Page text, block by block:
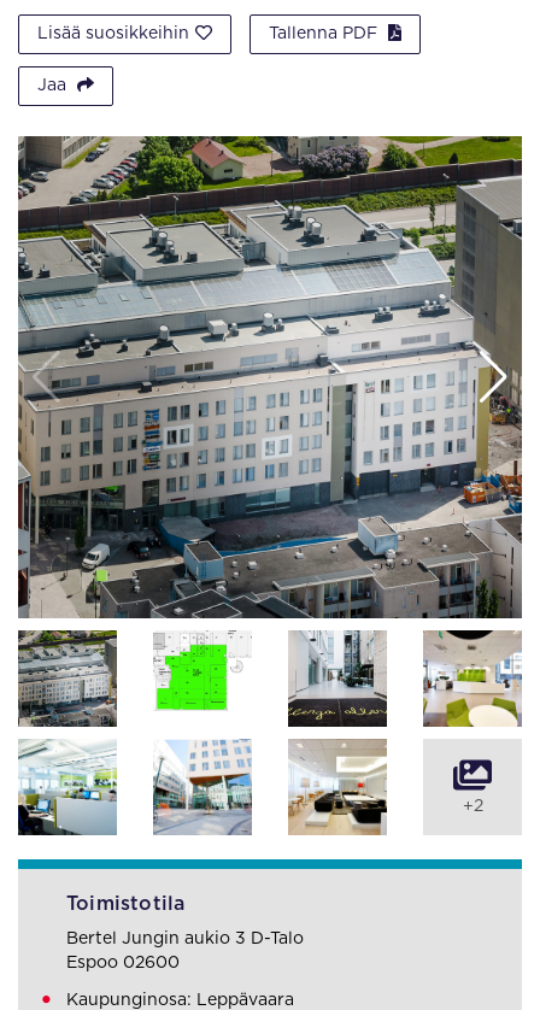
Lisää suosikkeihin Tallenna PDF
Jaa
+2
Toimistotila
Bertel Jungin aukio 3 D-Talo
Espoo 02600
Kaupunginosa: Leppävaara